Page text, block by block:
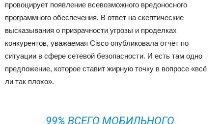
провоцирует появление всевозможного вредоносного
программного обеспечения. В ответ на скептические
высказывания о призрачности угрозы и проделках
конкурентов, уважаемая Cisco опубликовала отчёт по
ситуации в сфере сетевой безопасности. И есть там одно
предложение, которое ставит жирную точку в вопросе «всё
ли так плохо».
99% ВСЕГО МОБИЛЬНОГО